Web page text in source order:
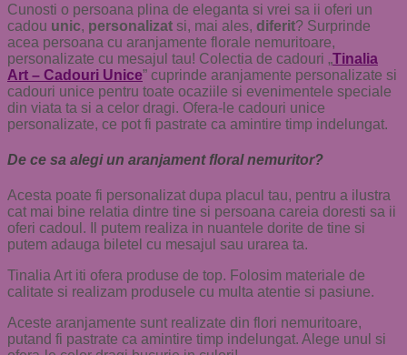
Cunosti o persoana plina de eleganta si vrei sa ii oferi un
cadou unic, personalizat si, mai ales, diferit? Surprinde
acea persoana cu aranjamente florale nemuritoare,
personalizate cu mesajul tau! Colectia de cadouri „Tinalia
Art – Cadouri Unice” cuprinde aranjamente personalizate si
cadouri unice pentru toate ocaziile si evenimentele speciale
din viata ta si a celor dragi. Ofera-le cadouri unice
personalizate, ce pot fi pastrate ca amintire timp indelungat.
De ce sa alegi un aranjament floral nemuritor?
Acesta poate fi personalizat dupa placul tau, pentru a ilustra
cat mai bine relatia dintre tine si persoana careia doresti sa ii
oferi cadoul. Il putem realiza in nuantele dorite de tine si
putem adauga biletel cu mesajul sau urarea ta.
Tinalia Art iti ofera produse de top. Folosim materiale de
calitate si realizam produsele cu multa atentie si pasiune.
Aceste aranjamente sunt realizate din flori nemuritoare,
putand fi pastrate ca amintire timp indelungat. Alege unul si